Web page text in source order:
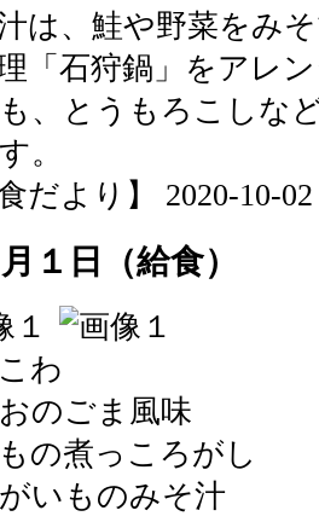
は、鮭や野菜をみ
「石狩鍋」をアレ
、とうもろこしな
。
食だより】 2020-10-
１日（給食）
わ
のごま風味
の煮っころがし
いものみそ汁